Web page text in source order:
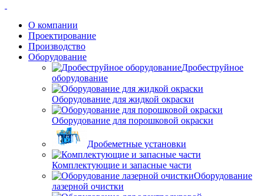
О компании
Проектирование
Производство
Оборудование
Дробеструйное
оборудование
Оборудование для жидкой окраски
Оборудование для порошковой окраски
Дробеметные установки
Комплектующие и запасные части
Оборудование
лазерной очистки